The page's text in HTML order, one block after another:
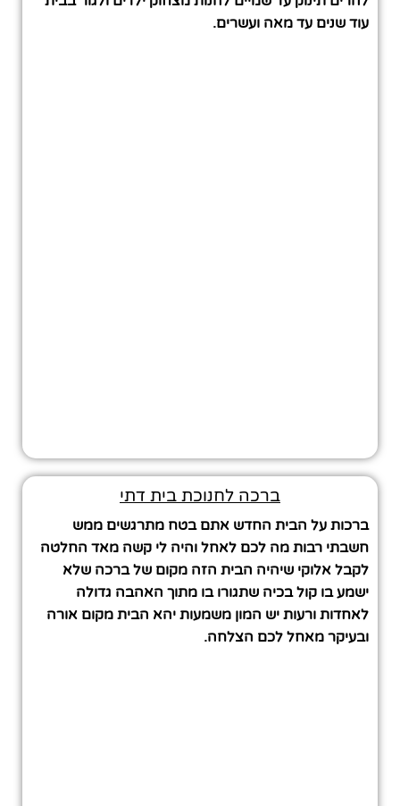
עוד שנים עד מאה ועשרים.
ברכה לחנוכת בית דתי
ברכות על הבית החדש אתם בטח מתרגשים ממש
חשבתי רבות מה לכם לאחל והיה לי קשה מאד החלטה
לקבל אלוקי שיהיה הבית הזה מקום של ברכה שלא
ישמע בו קול בכיה שתגורו בו מתוך האהבה גדולה
לאחדות ורעות יש המון משמעות יהא הבית מקום אורה
ובעיקר מאחל לכם הצלחה.